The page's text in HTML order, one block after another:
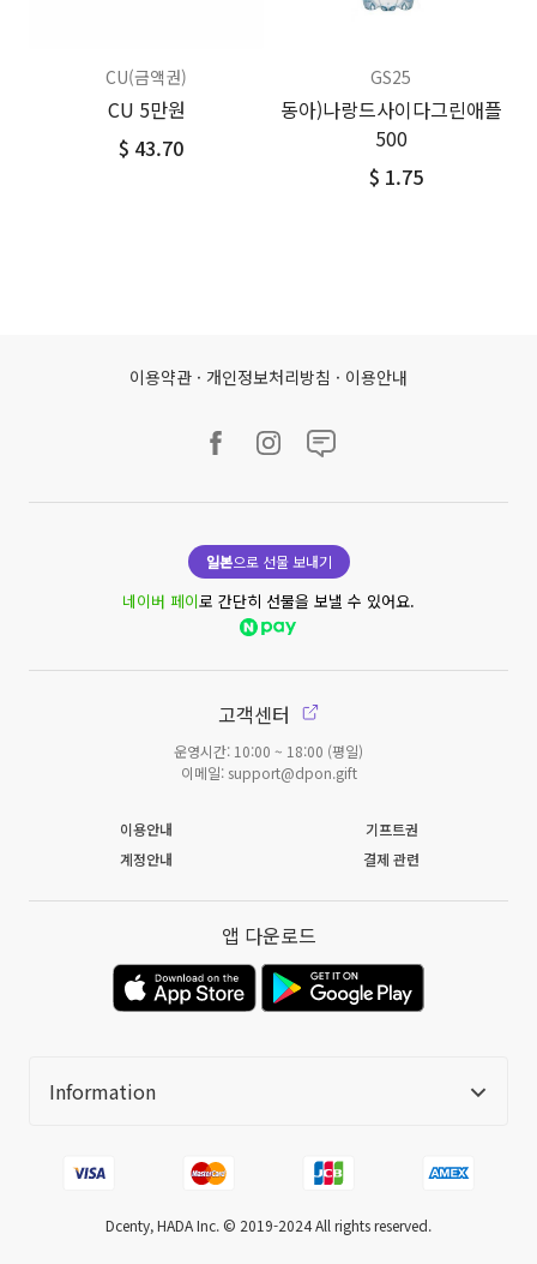
CU(금액권)
CU 5만원
$ 43.70
GS25
동아)나랑드사이다그린애플
500
$ 1.75
이용약관 · 개인정보처리방침 · 이용안내
일본으로 선물 보내기
네이버 페이로 간단히 선물을 보낼 수 있어요.
고객센터
운영시간: 10:00 ~ 18:00 (평일)
이메일: support@dpon.gift
이용안내
기프트권
계정안내
결제 관련
앱 다운로드
Information
Dcenty, HADA Inc. ©️ 2019-2024 All rights reserved.